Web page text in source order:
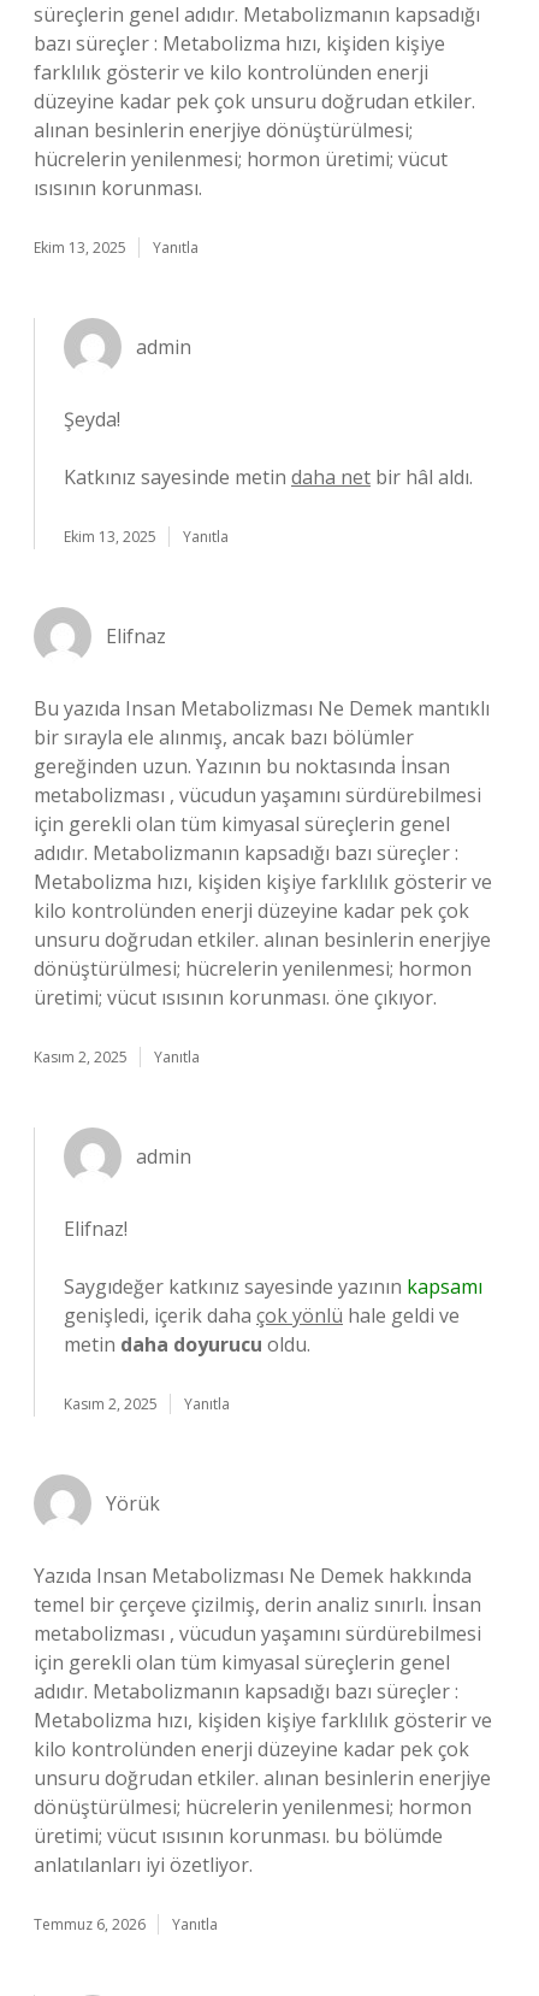
süreçlerin genel adıdır. Metabolizmanın kapsadığı
bazı süreçler : Metabolizma hızı, kişiden kişiye
farklılık gösterir ve kilo kontrolünden enerji
düzeyine kadar pek çok unsuru doğrudan etkiler.
alınan besinlerin enerjiye dönüştürülmesi;
hücrelerin yenilenmesi; hormon üretimi; vücut
ısısının korunması.
Ekim 13, 2025 Yanıtla
admin
Şeyda!
Katkınız sayesinde metin daha net bir hâl aldı.
Ekim 13, 2025 Yanıtla
Elifnaz
Bu yazıda Insan Metabolizması Ne Demek mantıklı
bir sırayla ele alınmış, ancak bazı bölümler
gereğinden uzun. Yazının bu noktasında İnsan
metabolizması , vücudun yaşamını sürdürebilmesi
için gerekli olan tüm kimyasal süreçlerin genel
adıdır. Metabolizmanın kapsadığı bazı süreçler :
Metabolizma hızı, kişiden kişiye farklılık gösterir ve
kilo kontrolünden enerji düzeyine kadar pek çok
unsuru doğrudan etkiler. alınan besinlerin enerjiye
dönüştürülmesi; hücrelerin yenilenmesi; hormon
üretimi; vücut ısısının korunması. öne çıkıyor.
Kasım 2, 2025 Yanıtla
admin
Elifnaz!
Saygıdeğer katkınız sayesinde yazının kapsamı
genişledi, içerik daha çok yönlü hale geldi ve
metin daha doyurucu oldu.
Kasım 2, 2025 Yanıtla
Yörük
Yazıda Insan Metabolizması Ne Demek hakkında
temel bir çerçeve çizilmiş, derin analiz sınırlı. İnsan
metabolizması , vücudun yaşamını sürdürebilmesi
için gerekli olan tüm kimyasal süreçlerin genel
adıdır. Metabolizmanın kapsadığı bazı süreçler :
Metabolizma hızı, kişiden kişiye farklılık gösterir ve
kilo kontrolünden enerji düzeyine kadar pek çok
unsuru doğrudan etkiler. alınan besinlerin enerjiye
dönüştürülmesi; hücrelerin yenilenmesi; hormon
üretimi; vücut ısısının korunması. bu bölümde
anlatılanları iyi özetliyor.
Temmuz 6, 2026 Yanıtla